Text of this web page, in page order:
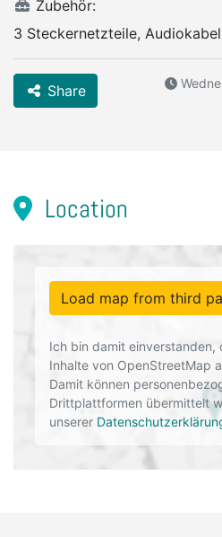
Zubehör:
3 Steckernetzteile, Audiokabel
Share
Location
Load map from third
Ich bin damit einverstanden,
Inhalte von OpenStreetMap
Damit können
Drittplattformen übermittelt
unserer